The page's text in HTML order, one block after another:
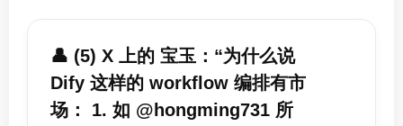
👤 (5) X 上的 宝玉：“为什么说
Dify 这样的 workflow 编排有市
场： 1. 如 @hongming731 所